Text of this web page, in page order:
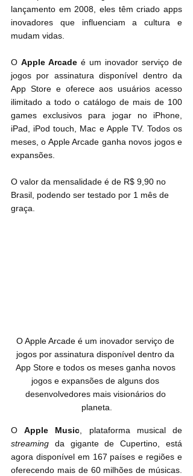
lançamento em 2008, eles têm criado apps
inovadores que influenciam a cultura e
mudam vidas.
O Apple Arcade é um inovador serviço de
jogos por assinatura disponível dentro da
App Store e oferece aos usuários acesso
ilimitado a todo o catálogo de mais de 100
games exclusivos para jogar no iPhone,
iPad, iPod touch, Mac e Apple TV. Todos os
meses, o Apple Arcade ganha novos jogos e
expansões.
O valor da mensalidade é de R$ 9,90 no
Brasil, podendo ser testado por 1 mês de
graça.
O Apple Arcade é um inovador serviço de
jogos por assinatura disponível dentro da
App Store e todos os meses ganha novos
jogos e expansões de alguns dos
desenvolvedores mais visionários do
planeta.
O Apple Music
streaming da gigante de Cupertino, está
agora disponível em 167 países e regiões e
oferecendo mais de 60 milhões de músicas.